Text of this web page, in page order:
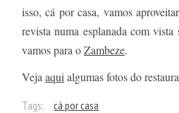
isso, cá por casa, vamos
revista numa esplanada com
vamos para oZambeze.
Veja aqui algumas fotos do
Tags: cá por casa